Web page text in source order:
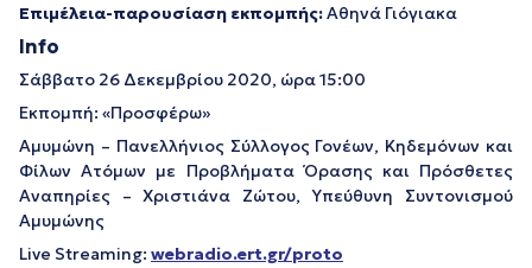
Επιμέλεια-παρουσίαση εκπομπής:Αθηνά Γιόγιακα
Info
Σάββατο 26 Δεκεμβρίου 2020, ώρα 15:00
Εκπομπή: «Προσφέρω»
Αμυμώνη – Πανελλήνιος Σύλλογος Γονέων, Κηδεμόνων και
Φίλων Ατόμων με Προβλήματα Όρασης και Πρόσθετες
Αναπηρίες – Χριστιάνα Ζώτου, Υπεύθυνη Συντονισμού
Αμυμώνης
Live Streaming: webradio.ert.gr/proto